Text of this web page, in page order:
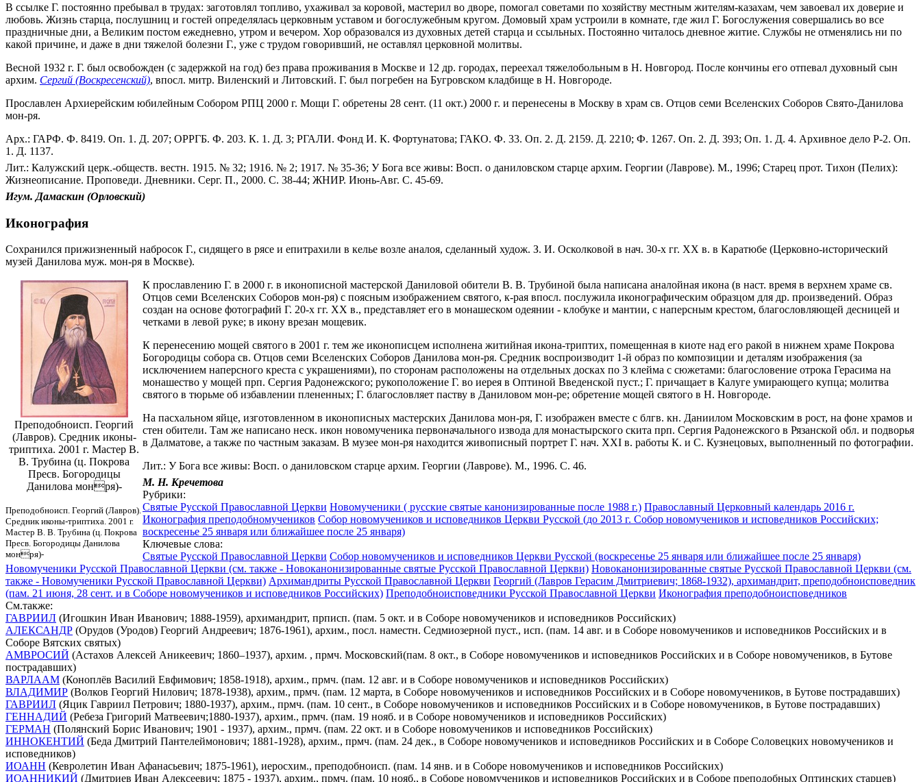
В ссылке Г. постоянно пребывал в трудах: заготовлял топливо, ухаживал за коровой, мастерил во дворе, помогал советами по хозяйству местным жителям-казахам, чем завоевал их доверие и
любовь. Жизнь старца, послушниц и гостей определялась церковным уставом и богослужебным кругом. Домовый храм устроили в комнате, где жил Г. Богослужения совершались во все
праздничные дни, а Великим постом ежедневно, утром и вечером. Хор образовался из духовных детей старца и ссыльных. Постоянно читалось дневное житие. Службы не отменялись ни по
какой причине, и даже в дни тяжелой болезни Г., уже с трудом говоривший, не оставлял церковной молитвы.
Весной 1932 г. Г. был освобожден (с задержкой на год) без права проживания в Москве и 12 др. городах, переехал тяжелобольным в Н. Новгород. После кончины его отпевал духовный сын
архим. Сергий (Воскресенский), впосл. митр. Виленский и Литовский. Г. был погребен на Бугровском кладбище в Н. Новгороде.
Прославлен Архиерейским юбилейным Собором РПЦ 2000 г. Мощи Г. обретены 28 сент. (11 окт.) 2000 г. и перенесены в Москву в храм св. Отцов семи Вселенских Соборов Свято-Данилова
мон-ря.
Арх.: ГАРФ. Ф. 8419. Оп. 1. Д. 207; ОРРГБ. Ф. 203. К. 1. Д. 3; РГАЛИ. Фонд И. К. Фортунатова; ГАКО. Ф. 33. Оп. 2. Д. 2159. Д. 2210; Ф. 1267. Оп. 2. Д. 393; Оп. 1. Д. 4. Архивное дело Р-2. Оп.
1. Д. 1137.
Лит.: Калужский церк.-обществ. вестн. 1915. № 32; 1916. № 2; 1917. № 35-36; У Бога все живы: Восп. о даниловском старце архим. Георгии (Лаврове). М., 1996; Старец прот. Тихон (Пелих):
Жизнеописание. Проповеди. Дневники. Серг. П., 2000. С. 38-44; ЖНИР. Июнь-Авг. С. 45-69.
Игум. Дамаскин (Орловский)
Иконография
Сохранился прижизненный набросок Г., сидящего в рясе и епитрахили в келье возле аналоя, сделанный худож. З. И. Осколковой в нач. 30-х гг. XX в. в Каратюбе (Церковно-исторический
музей Данилова муж. мон-ря в Москве).
Преподобноисп. Георгий
(Лавров). Средник иконы-
триптиха. 2001 г. Мастер В.
В. Трубина (ц. Покрова
Пресв. Богородицы
Данилова монря)-
Преподобноисп. Георгий (Лавров).
Средник иконы-триптиха. 2001 г.
Мастер В. В. Трубина (ц. Покрова
Пресв. Богородицы Данилова
монря)-
К прославлению Г. в 2000 г. в иконописной мастерской Даниловой обители В. В. Трубиной была написана аналойная икона (в наст. время в верхнем храме св.
Отцов семи Вселенских Соборов мон-ря) с поясным изображением святого, к-рая впосл. послужила иконографическим образцом для др. произведений. Образ
создан на основе фотографий Г. 20-х гг. XX в., представляет его в монашеском одеянии - клобуке и мантии, с наперсным крестом, благословляющей десницей и
четками в левой руке; в икону врезан мощевик.
К перенесению мощей святого в 2001 г. тем же иконописцем исполнена житийная икона-триптих, помещенная в киоте над его ракой в нижнем храме Покрова
Богородицы собора св. Отцов семи Вселенских Соборов Данилова мон-ря. Средник воспроизводит 1-й образ по композиции и деталям изображения (за
исключением наперсного креста с украшениями), по сторонам расположены на отдельных досках по 3 клейма с сюжетами: благословение отрока Герасима на
монашество у мощей прп. Сергия Радонежского; рукоположение Г. во иерея в Оптиной Введенской пуст.; Г. причащает в Калуге умирающего купца; молитва
святого в тюрьме об избавлении плененных; Г. благословляет паству в Даниловом мон-ре; обретение мощей святого в Н. Новгороде.
На пасхальном яйце, изготовленном в иконописных мастерских Данилова мон-ря, Г. изображен вместе с блгв. кн. Даниилом Московским в рост, на фоне храмов и
стен обители. Там же написано неск. икон новомученика первоначального извода для монастырского скита прп. Сергия Радонежского в Рязанской обл. и подворья
в Далматове, а также по частным заказам. В музее мон-ря находится живописный портрет Г. нач. XXI в. работы К. и С. Кузнецовых, выполненный по фотографии.
Лит.: У Бога все живы: Восп. о даниловском старце архим. Георгии (Лаврове). М., 1996. С. 46.
М. Н. Кречетова
Рубрики:
Святые Русской Православной Церкви Новомученики ( русские святые канонизированные после 1988 г.) Православный Церковный календарь 2016 г.
Иконография преподобномучеников Собор новомучеников и исповедников Церкви Русской (до 2013 г. Собор новомучеников и исповедников Российских;
воскресенье 25 января или ближайшее после 25 января)
Ключевые слова:
Святые Русской Православной Церкви Собор новомучеников и исповедников Церкви Русской (воскресенье 25 января или ближайшее после 25 января)
Новомученики Русской Православной Церкви (см. также - Новоканонизированные святые Русской Православной Церкви) Новоканонизированные святые Русской Православной Церкви (см.
также - Новомученики Русской Православной Церкви) Архимандриты Русской Православной Церкви Георгий (Лавров Герасим Дмитриевич; 1868-1932), архимандрит, преподобноисповедник
(пам. 21 июня, 28 сент. и в Соборе новомучеников и исповедников Российских) Преподобноисповедники Русской Православной Церкви Иконография преподобноисповедников
См.также:
ГАВРИИЛ (Игошкин Иван Иванович; 1888-1959), архимандрит, прписп. (пам. 5 окт. и в Соборе новомучеников и исповедников Российских)
АЛЕКСАНДР (Орудов (Уродов) Георгий Андреевич; 1876-1961), архим., посл. наместн. Седмиозерной пуст., исп. (пам. 14 авг. и в Соборе новомучеников и исповедников Российских и в
Соборе Вятских святых)
АМВРОСИЙ (Астахов Алексей Аникеевич; 1860–1937), архим. , прмч. Московский(пам. 8 окт., в Соборе новомучеников и исповедников Российских и в Соборе новомучеников, в Бутове
пострадавших)
ВАРЛААМ (Коноплёв Василий Евфимович; 1858-1918), архим., прмч. (пам. 12 авг. и в Соборе новомучеников и исповедников Российских)
ВЛАДИМИР (Волков Георгий Нилович; 1878-1938), архим., прмч. (пам. 12 марта, в Соборе новомучеников и исповедников Российских и в Соборе новомучеников, в Бутове пострадавших)
ГАВРИИЛ (Яцик Гавриил Петрович; 1880-1937), архим., прмч. (пам. 10 сент., в Соборе новомучеников и исповедников Российских и в Соборе новомучеников, в Бутове пострадавших)
ГЕННАДИЙ (Ребеза Григорий Матвеевич;1880-1937), архим., прмч. (пам. 19 нояб. и в Соборе новомучеников и исповедников Российских)
ГЕРМАН (Полянский Борис Иванович; 1901 - 1937), архим., прмч. (пам. 22 окт. и в Соборе новомучеников и исповедников Российских)
ИННОКЕНТИЙ (Беда Дмитрий Пантелеймонович; 1881-1928), архим., прмч. (пам. 24 дек., в Соборе новомучеников и исповедников Российских и в Соборе Соловецких новомучеников и
исповедников)
ИОАНН (Кевролетин Иван Афанасьевич; 1875-1961), иеросхим., преподобноисп. (пам. 14 янв. и в Соборе новомучеников и исповедников Российских)
ИОАННИКИЙ (Дмитриев Иван Алексеевич; 1875 - 1937), архим., прмч. (пам. 10 нояб., в Соборе новомучеников и исповедников Российских и в Соборе преподобных Оптинских старцев)